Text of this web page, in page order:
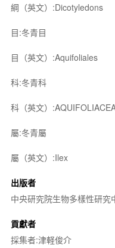
綱（英文）:Dicotyledons
目:冬青目
目（英文）:Aquifoliales
科:冬青科
科（英文）
屬:冬青屬
屬（英文）:Ilex
出版者
中央研究院生物多樣性研究
貢獻者
採集者:津軽俊介